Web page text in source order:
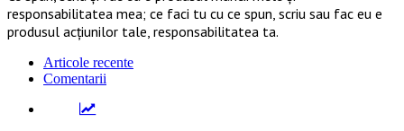
responsabilitatea mea; ce faci tu cu ce spun, scriu sau fac eu e
produsul acțiunilor tale, responsabilitatea ta.
Articole recente
Comentarii